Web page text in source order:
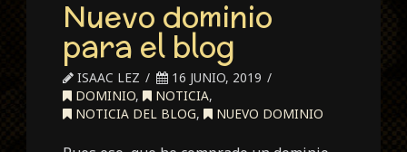
Nuevo dominio
para el blog
ISAAC LEZ
16 JUNIO, 2019
DOMINIO, NOTICIA,
NOTICIA DEL BLOG, NUEVO DOMINIO